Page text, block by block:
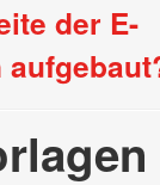
der E-